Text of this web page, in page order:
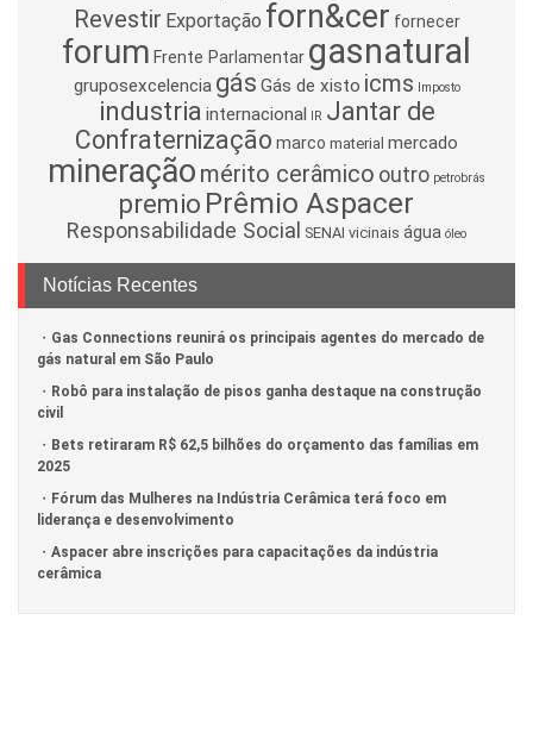
Revestir Exportação forn&cer fornecer
forum Frente Parlamentar gasnatural
gruposexcelencia gás Gás de xisto icms Imposto
industria internacional IR Jantar de
Confraternização marco material mercado
mineração mérito cerâmico outro petrobrás
premio Prêmio Aspacer
Responsabilidade Social SENAI vicinais água óleo
Notícias Recentes
Gas Connections reunirá os principais agentes do mercado de
gás natural em São Paulo
Robô para instalação de pisos ganha destaque na construção
civil
Bets retiraram R$ 62,5 bilhões do orçamento das famílias em
2025
Fórum das Mulheres na Indústria Cerâmica terá foco em
liderança e desenvolvimento
Aspacer abre inscrições para capacitações da indústria
cerâmica